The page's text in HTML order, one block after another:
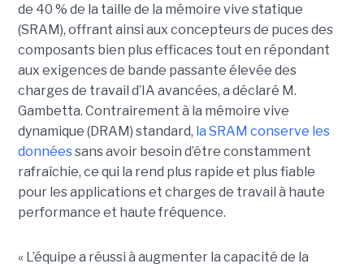
de 40 % de la taille de la mémoire vive statique
(SRAM), offrant ainsi aux concepteurs de puces des
composants bien plus efficaces tout en répondant
aux exigences de bande passante élevée des
charges de travail d’IA avancées, a déclaré M.
Gambetta. Contrairement à la mémoire vive
dynamique (DRAM) standard, la SRAM conserve les
donnéessans avoir besoin d’être constamment
rafraîchie, ce qui la rend plus rapide et plus fiable
pour les applications et charges de travail à haute
performance et haute fréquence.
« L’équipe a réussi à augmenter la capacité de la